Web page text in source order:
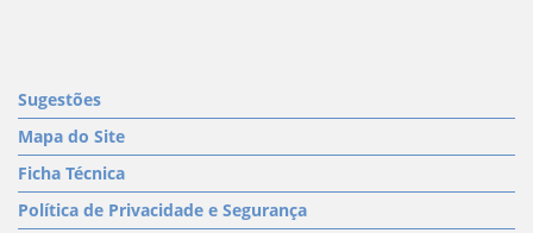
Sugestões
Mapa do Site
Ficha Técnica
Política de Privacidade e Segurança